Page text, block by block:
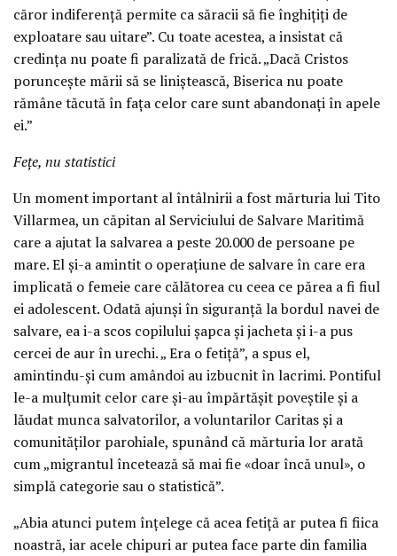
căror indiferență permite ca săracii să fie înghițiți de
exploatare sau uitare”. Cu toate acestea, a insistat că
credința nu poate fi paralizată de frică. „Dacă Cristos
poruncește mării să se liniștească, Biserica nu poate
rămâne tăcută în fața celor care sunt abandonați în apele
ei.”
Fețe, nu statistici
Un moment important al întâlnirii a fost mărturia lui Tito
Villarmea, un căpitan al Serviciului de Salvare Maritimă
care a ajutat la salvarea a peste 20.000 de persoane pe
mare. El și-a amintit o operațiune de salvare în care era
implicată o femeie care călătorea cu ceea ce părea a fi fiul
ei adolescent. Odată ajunși în siguranță la bordul navei de
salvare, ea i-a scos copilului șapca și jacheta și i-a pus
cercei de aur în urechi. „ Era o fetiță”, a spus el,
amintindu-și cum amândoi au izbucnit în lacrimi. Pontiful
le-a mulțumit celor care și-au împărtășit poveștile și a
lăudat munca salvatorilor, a voluntarilor Caritas și a
comunităților parohiale, spunând că mărturia lor arată
cum „migrantul încetează să mai fie «doar încă unul», o
simplă categorie sau o statistică”.
„Abia atunci putem înțelege că acea fetiță ar putea fi fiica
noastră, iar acele chipuri ar putea face parte din familia